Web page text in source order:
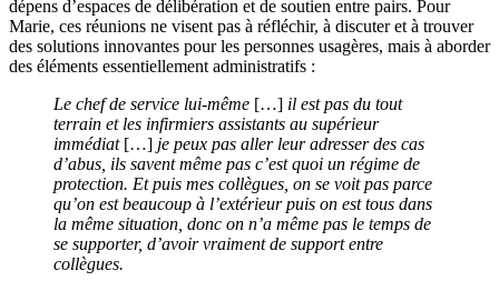
dépens d’espaces de délibération et de soutien entre pairs. Pour
Marie, ces réunions ne visent pas à réfléchir, à discuter et à trouver
des solutions innovantes pour les personnes usagères, mais à aborder
des éléments essentiellement administratifs :
Le chef de service lui-même […] il est pas du tout
terrain et les infirmiers assistants au supérieur
immédiat[…] je peux pas aller leur adresser des cas
d’abus, ils savent même pas c’est quoi un régime de
protection. Et puis mes collègues, on se voit pas parce
qu’on est beaucoup à l’extérieur puis on est tous dans
la même situation, donc on n’a même pas le temps de
se supporter, d’avoir vraiment de support entre
collègues.